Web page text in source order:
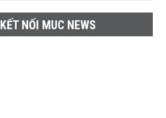
KẾT NỐI MUC NEWS